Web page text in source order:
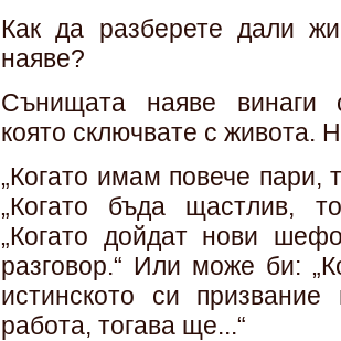
Как да разберете дали
наяве?
Сънищата наяве винаги
която сключвате с живота.
„Когато имам повече пари,
„Когато бъда щастлив,
„Когато дойдат нови
разговор.“ Или може би:
истинското си
работа, тогава ще...“